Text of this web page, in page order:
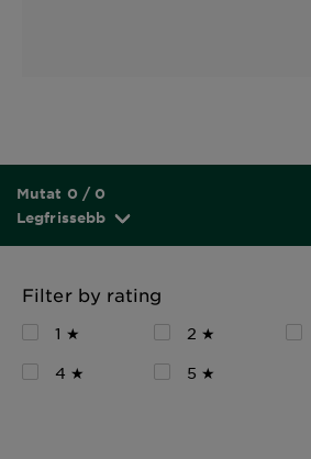
Mutat 0 / 0
Legfrissebb
Filter by rating
1 ★ 2 ★
4 ★
5 ★